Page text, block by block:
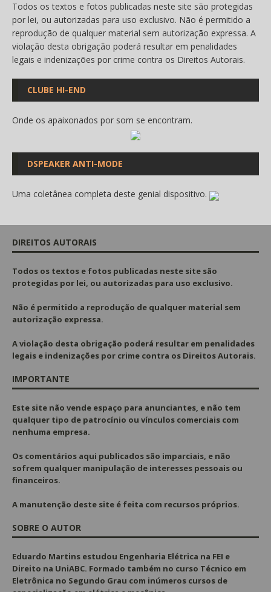
Todos os textos e fotos publicadas neste site são protegidas
por lei, ou autorizadas para uso exclusivo. Não é permitido a
reprodução de qualquer material sem autorização expressa. A
violação desta obrigação poderá resultar em penalidades
legais e indenizações por crime contra os Direitos Autorais.
CLUBE HI-END
Onde os apaixonados por som se encontram.
DSPEAKER ANTI-MODE
Uma coletânea completa deste genial dispositivo.
DIREITOS AUTORAIS
Todos os textos e fotos publicadas neste site são
protegidas por lei, ou autorizadas para uso exclusivo.
Não é permitido a reprodução de qualquer material sem
autorização expressa.
A violação desta obrigação poderá resultar em penalidades
legais e indenizações por crime contra os Direitos Autorais.
IMPORTANTE
Este site não vende espaço para anunciantes, e não tem
qualquer tipo de patrocínio ou vínculos comerciais com
nenhuma empresa.
Os comentários aqui publicados são imparciais, e não
sofrem qualquer manipulação de interesses pessoais ou
financeiros.
A manutenção deste site é feita com recursos próprios.
SOBRE O AUTOR
Eduardo Martins estudou Engenharia Elétrica na FEI e
Direito na UniABC. Formado também no curso Técnico em
Eletrônica no Segundo Grau com inúmeros cursos de